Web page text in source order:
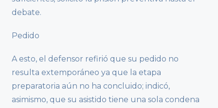
debate.
Pedido
A esto, el defensor refirió que su pedido no
resulta extemporáneo ya que la etapa
preparatoria aún no ha concluido; indicó,
asimismo, que su asistido tiene una sola condena